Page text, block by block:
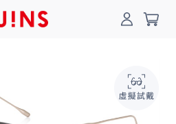
門市一覽 我的最愛
0